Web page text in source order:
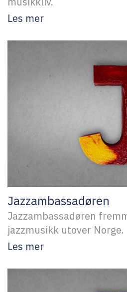
Les mer
Jazzambassadøren
Jazzambassadøren
jazzmusikk utover Norge.
Les mer